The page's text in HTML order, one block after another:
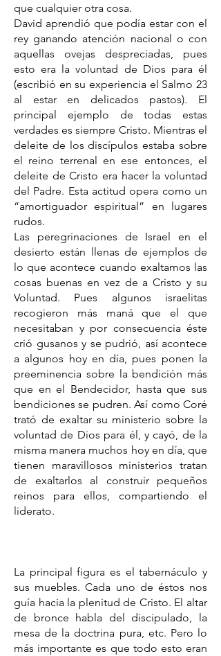
que cualquier otra cosa.
David aprendió que podía estar con el
rey ganando atención nacional o con
aquellas ovejas despreciadas, pues
esto era la voluntad de Dios para él
(escribió en su experiencia el Salmo 23
al estar en delicados pastos). El
principal ejemplo de todas estas
verdades es siempre Cristo. Mientras el
deleite de los discípulos estaba sobre
el reino terrenal en ese entonces, el
deleite de Cristo era hacer la voluntad
del Padre. Esta actitud opera como un
“amortiguador espiritual” en lugares
rudos.
Las peregrinaciones de Israel en el
desierto están llenas de ejemplos de
lo que acontece cuando exaltamos las
cosas buenas en vez de a Cristo y su
Voluntad. Pues algunos israelitas
recogieron más maná que el que
necesitaban y por consecuencia éste
crió gusanos y se pudrió, así acontece
a algunos hoy en día, pues ponen la
preeminencia sobre la bendición más
que en el Bendecidor, hasta que sus
bendiciones se pudren. Así como Coré
trató de exaltar su ministerio sobre la
voluntad de Dios para él, y cayó, de la
misma manera muchos hoy en día, que
tienen maravillosos ministerios tratan
de exaltarlos al construir pequeños
reinos para ellos, compartiendo el
liderato.
La principal figura es el tabernáculo y
sus muebles. Cada uno de éstos nos
guía hacia la plenitud de Cristo. El altar
de bronce habla del discipulado, la
mesa de la doctrina pura, etc. Pero lo
más importante es que todo esto eran